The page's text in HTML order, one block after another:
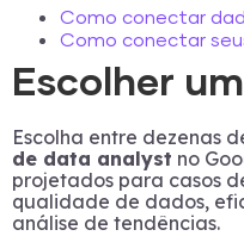
Como conectar
Como conectar
Escolher
Escolha entre dezenas
de data analyst no
projetados para casos
qualidade de dados,
análise de tendências.